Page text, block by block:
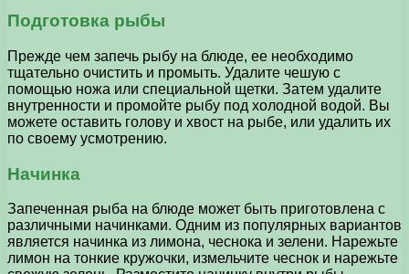
Подготовка рыбы
Прежде чем запечь рыбу на блюде, ее необходимо
тщательно очистить и промыть. Удалите чешую с
помощью ножа или специальной щетки. Затем удалите
внутренности и промойте рыбу под холодной водой. Вы
можете оставить голову и хвост на рыбе, или удалить их
по своему усмотрению.
Начинка
Запеченная рыба на блюде может быть приготовлена с
различными начинками. Одним из популярных вариантов
является начинка из лимона, чеснока и зелени. Нарежьте
лимон на тонкие кружочки, измельчите чеснок и нарежьте